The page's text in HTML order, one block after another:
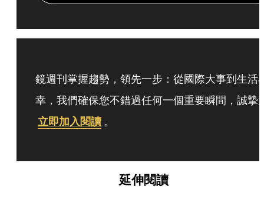
鏡週刊掌握趨勢，領先一步：從國際大事到生活
幸，我們確保您不錯過任何一個重要瞬間，誠摯
立即加入閱讀 。
延伸閱讀